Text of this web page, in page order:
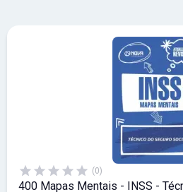
(0)
400 Mapas Mentais - INSS -